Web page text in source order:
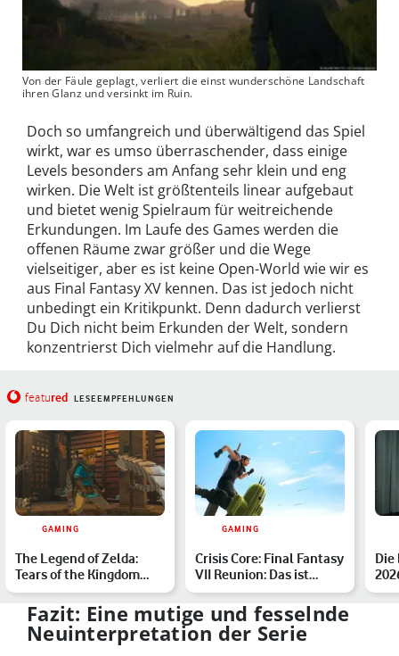
Von der Fäule geplagt, verliert die einst wunderschöne Landschaft
ihren Glanz und versinkt im Ruin.
Doch so umfangreich und überwältigend das Spiel
wirkt, war es umso überraschender, dass einige
Levels besonders am Anfang sehr klein und eng
wirken. Die Welt ist größtenteils linear aufgebaut
und bietet wenig Spielraum für weitreichende
Erkundungen. Im Laufe des Games werden die
offenen Räume zwar größer und die Wege
vielseitiger, aber es ist keine Open-World wie wir es
aus Final Fantasy XV kennen. Das ist jedoch nicht
unbedingt ein Kritikpunkt. Denn dadurch verlierst
Du Dich nicht beim Erkunden der Welt, sondern
konzentrierst Dich vielmehr auf die Handlung.
featured LESEEMPFEHLUNGEN
GAMING
The Legend of Zelda:
Tears of the Kingdom
&shy; Spielekritik: Wen…
GAMING
Crisis Core: Final Fantasy
VII Reunion: Das ist
bereits bekannt
Die
Fazit: Eine mutige und fesselnde
Neuinterpretation der Serie